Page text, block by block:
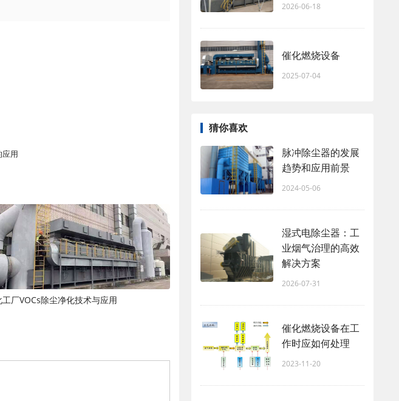
用
工厂VOCs除尘净化技术与应用
2026-06-18
催化燃烧设备
2025-07-04
猜你喜欢
脉冲除尘器的发展
趋势和应用前景
2024-05-06
湿式电除尘器：工
业烟气治理的高效
解决方案
2026-07-31
催化燃烧设备在工
作时应如何处理
2023-11-20